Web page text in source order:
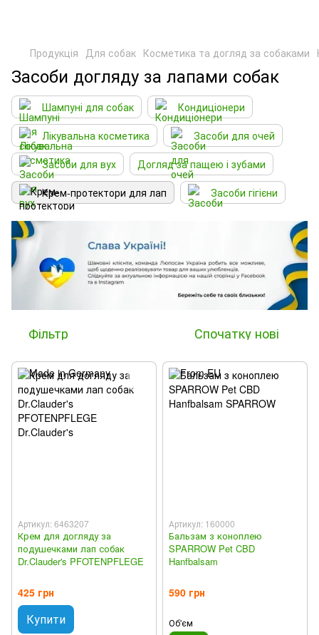
Продукція Для собак Косметика та догляд за собаками
Засоби догляду за лапами собак
Шампуні для собак
Кондиціонери
Лікувальна косметика
Засоби для очей
Засоби для вух
Догляд за пащею і зубами
Крем-протектори для лап
Засоби гігієни
Фільтр Спочатку нові
Артикул: 6463207
Крем для догляду за
подушечками лап собак
Dr.Clauder's PFOTENPFLEGE
425 грн
Купити
Артикул: 160000
Бальзам з коноплею
SPARROW Pet CBD
Hanfbalsam
590 грн
Об'єм